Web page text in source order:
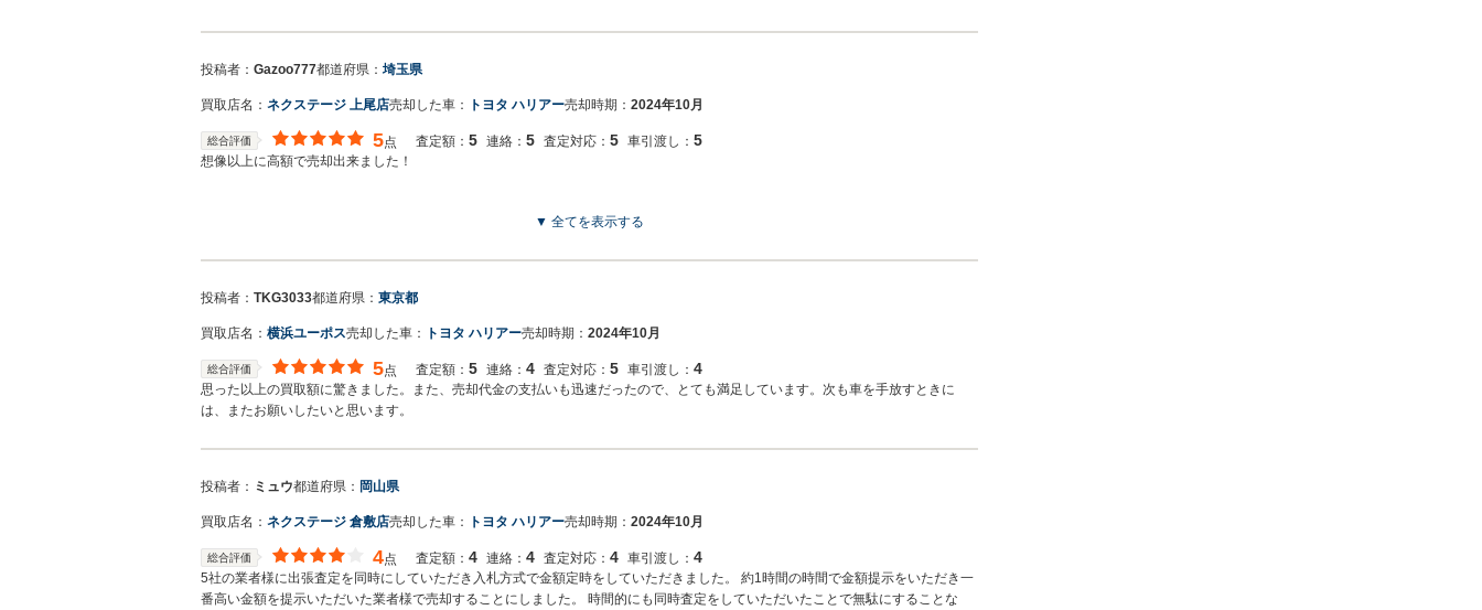
投稿者： Gazoo777都道府県： 埼玉県
買取店名： ネクステージ 上尾店売却した車： トヨタ ハリアー売却時期： 2024年10月
総合評価 5点 査定額： 5 連絡： 5 査定対応： 5 車引渡し： 5
想像以上に高額で売却出来ました！
▼ 全てを表示する
投稿者： TKG3033都道府県： 東京都
買取店名： 横浜ユーポス売却した車： トヨタ ハリアー売却時期： 2024年10月
総合評価 5点 査定額： 5 連絡： 4 査定対応： 5 車引渡し： 4
思った以上の買取額に驚きました。また、売却代金の支払いも迅速だったので、とても満足しています。次も車を手放すときに
は、またお願いしたいと思います。
投稿者： ミュウ都道府県： 岡山県
買取店名： ネクステージ 倉敷店売却した車： トヨタ ハリアー売却時期： 2024年10月
総合評価 4点 査定額： 4 連絡： 4 査定対応： 4 車引渡し： 4
5社の業者様に出張査定を同時にしていただき入札方式で金額定時をしていただきました。 約1時間の時間で金額提示をいただき一
番高い金額を提示いただいた業者様で売却することにしました。 時間的にも同時査定をしていただいたことで無駄にすることな